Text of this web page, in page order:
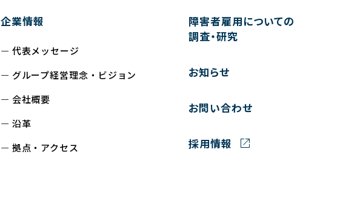
企業情報
代表メッセージ
グループ経営理念・ビジョン
会社概要
沿革
拠点・アクセス
障害者雇用についての
調査・研究
お知らせ
お問い合わせ
採用情報